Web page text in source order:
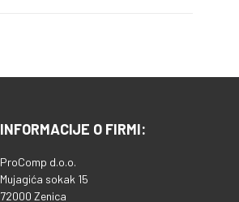
INFORMACIJE O FIRMI:
ProComp d.o.o.
Mujagića sokak 15
72000 Zenica